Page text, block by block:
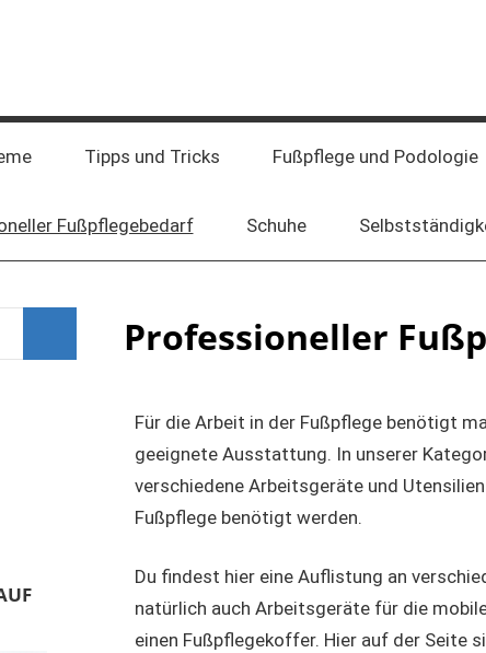
Tipps und Tricks Fußpflege und Podologie
Fußpflegebedarf Schuhe
Professioneller
Für die Arbeit in der Fußpflege benötigt
geeignete Ausstattung. In unserer
verschiedene Arbeitsgeräte und
Fußpflege benötigt werden.
Du findest hier eine Auflistung an
natürlich auch Arbeitsgeräte für die
einen Fußpflegekoffer. Hier auf der Seite